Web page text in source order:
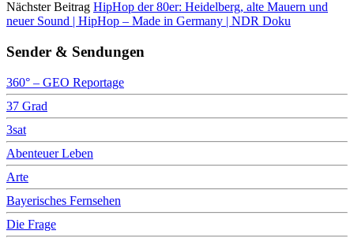
Nächster Beitrag HipHop der 80er: Heidelberg, alte Mauern und
neuer Sound | HipHop – Made in Germany | NDR Doku
Sender & Sendungen
360° – GEO Reportage
37 Grad
3sat
Abenteuer Leben
Arte
Bayerisches Fernsehen
Die Frage